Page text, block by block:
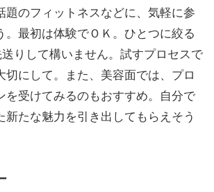
題のフィットネスなどに、気軽に参
。最初は体験でＯＫ。ひとつに絞る
りして構いません。試すプロセスで
切にして。また、美容面では、プロ
を受けてみるのもおすすめ。自分で
新たな魅力を引き出してもらえそう